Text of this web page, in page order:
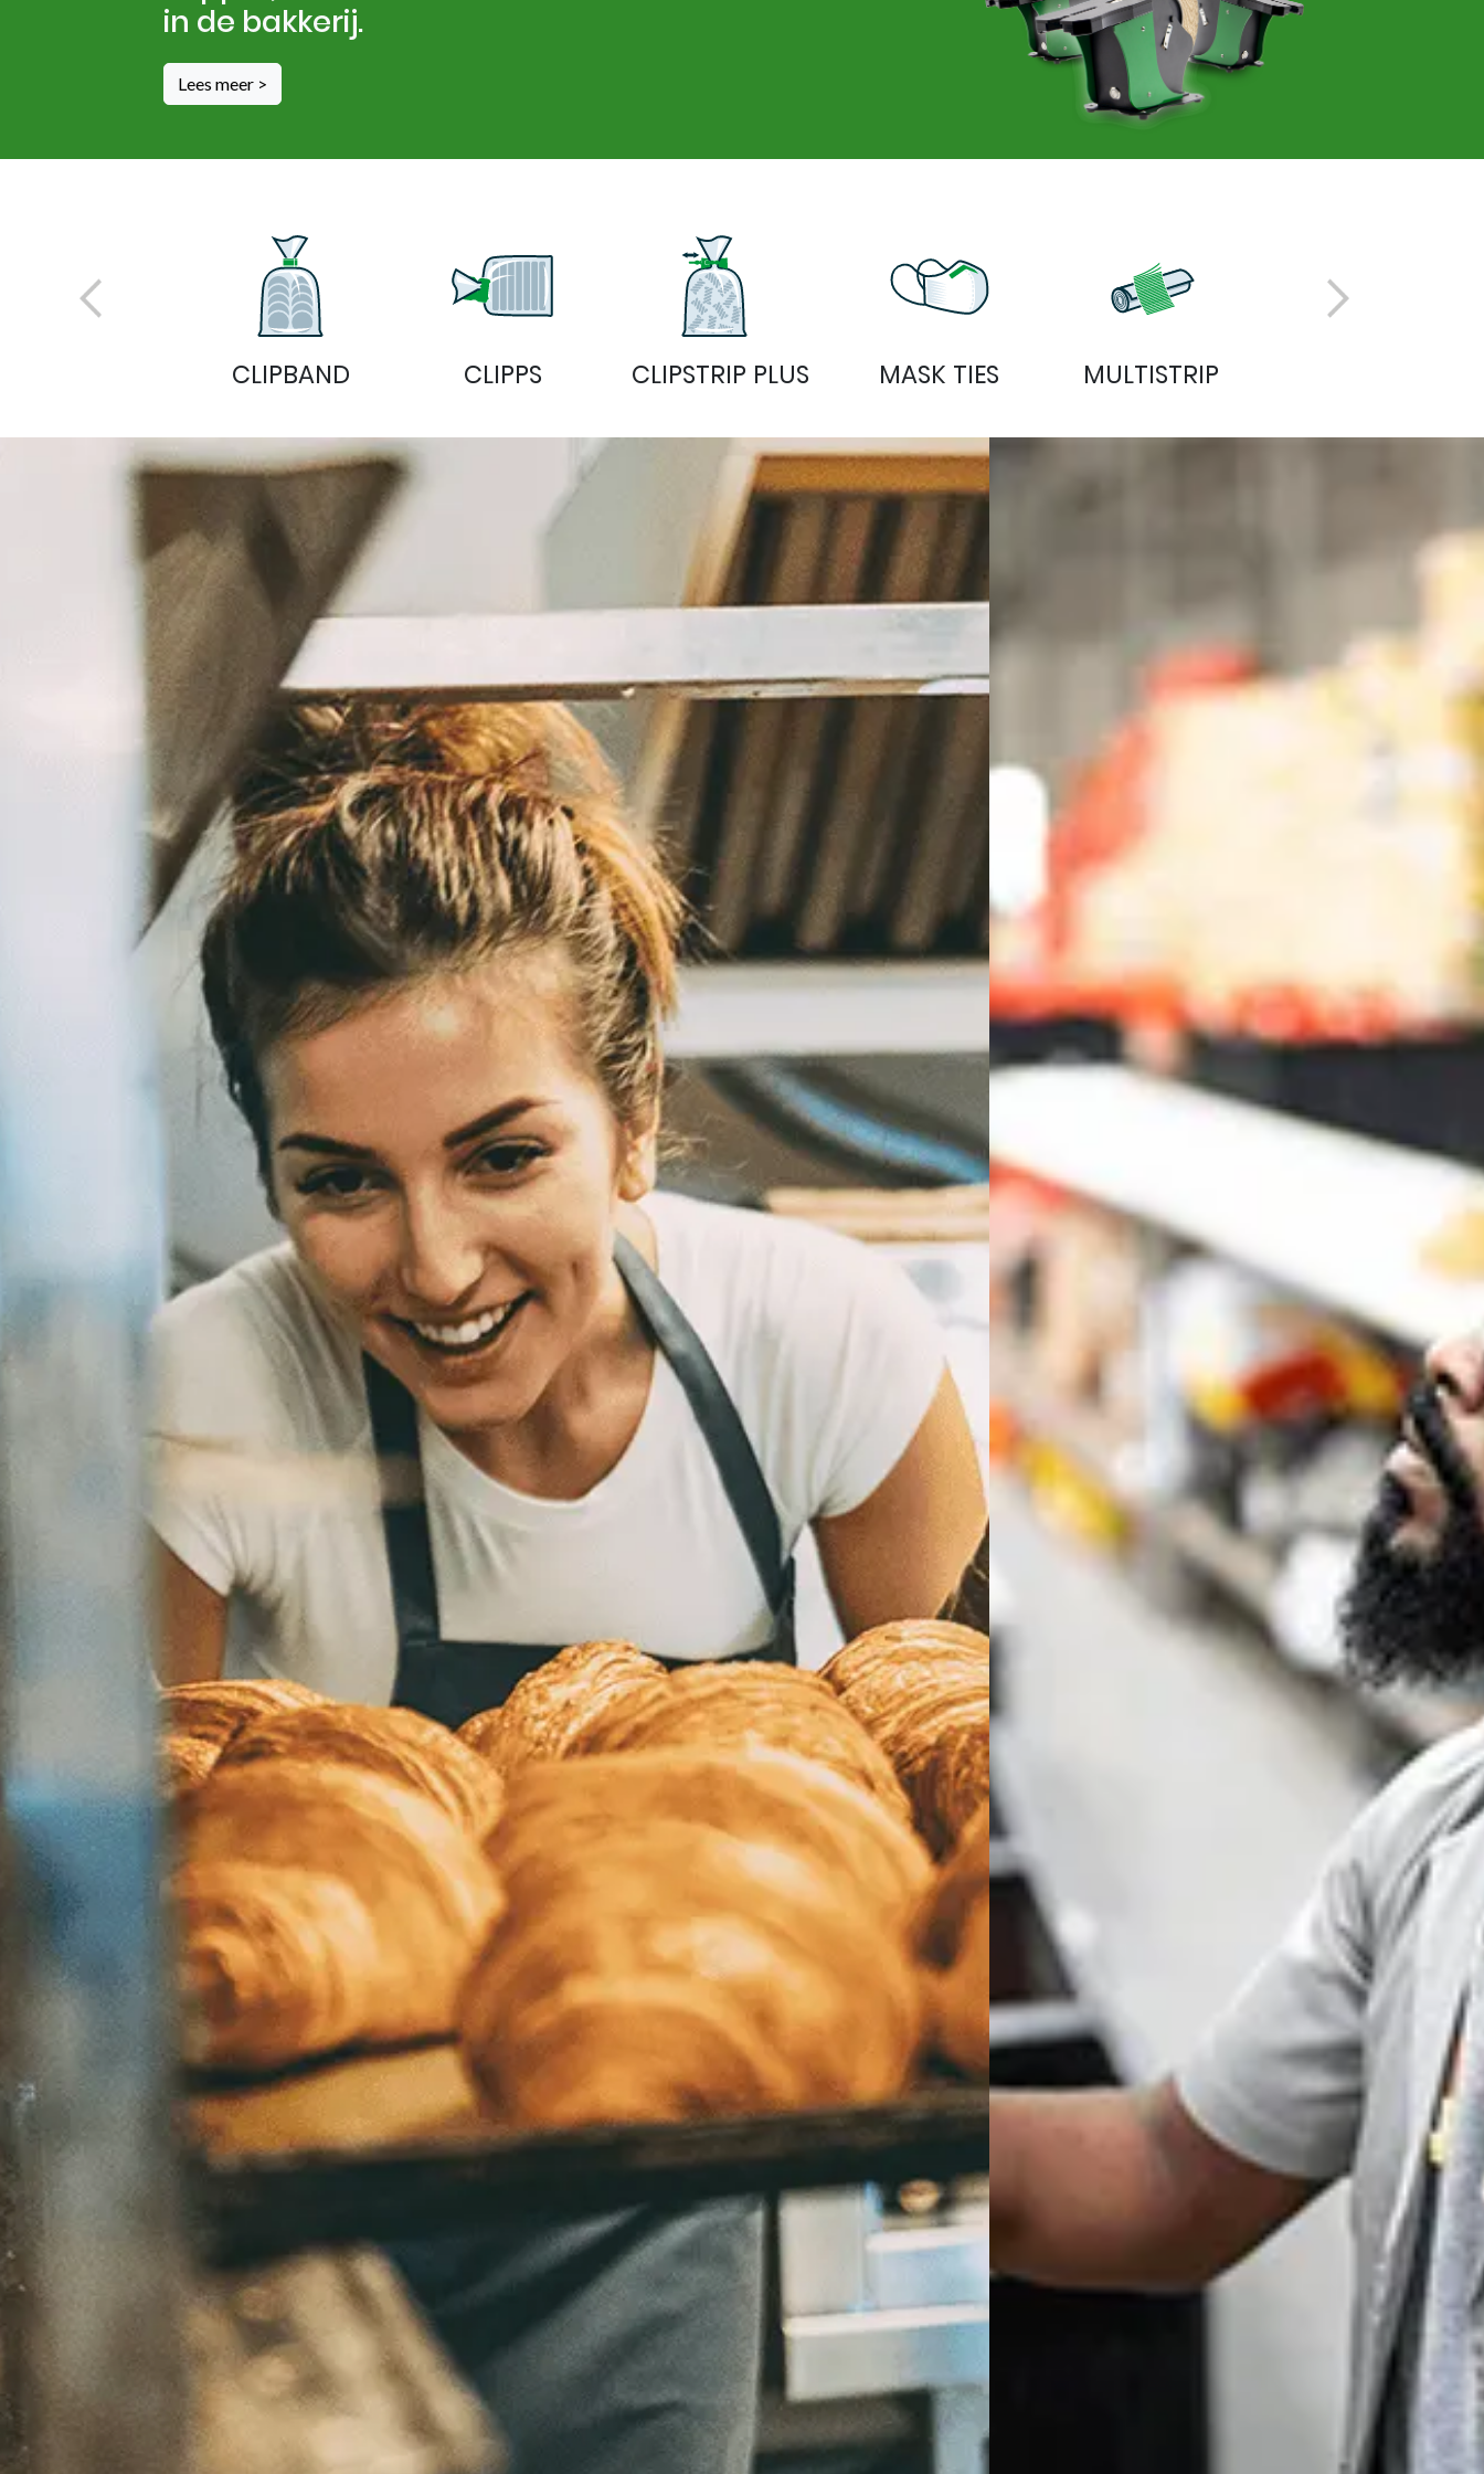
BINDMATERIAAL
in de bakkerij.
Lees meer >
CLIPBAND CLIPPS CLIPSTRIP PLUS MASK TIES MULTISTRIP